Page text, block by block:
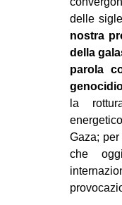
delle
nostra
della
parola
la
Gaza;
che